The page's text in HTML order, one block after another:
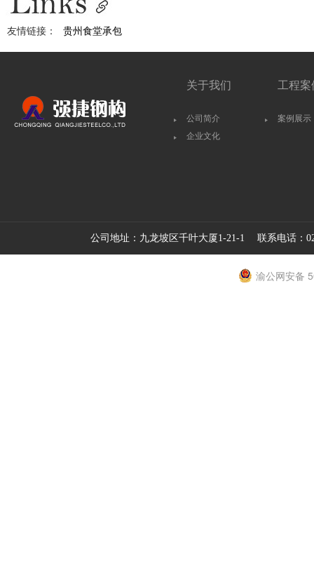
友情链接： 贵州食堂承包
关于我们
公司简介
企业文化
工程案
案例展示
公司地址：九龙坡区千叶大厦1-21-1 联系电话：
渝公网安备